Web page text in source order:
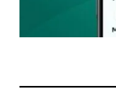
Tilaa